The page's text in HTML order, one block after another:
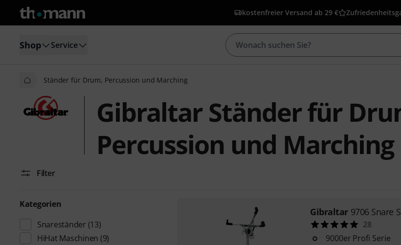
kostenfreier Versand ab 29 €
Shop Service
Ständer für Drum, Percussion und Marching
Gibraltar Ständer für
Percussion und Marching
Filter
Kategorien
Snareständer (13)
HiHat Maschinen (9)
Gibraltar 9706 Snare
28
9000er Profi Serie